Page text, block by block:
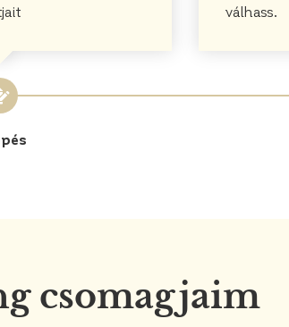
válhass.
csomagjaim